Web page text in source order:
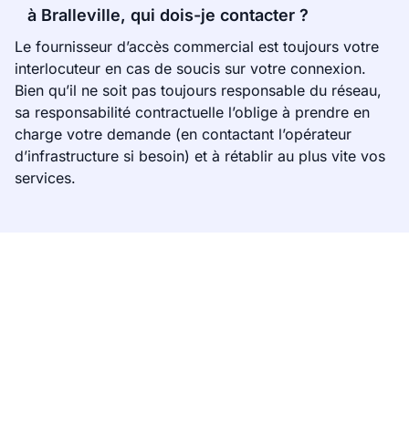
à Bralleville, qui dois-je contacter ?
Le fournisseur d’accès commercial est toujours votre
interlocuteur en cas de soucis sur votre connexion.
Bien qu’il ne soit pas toujours responsable du réseau,
sa responsabilité contractuelle l’oblige à prendre en
charge votre demande (en contactant l’opérateur
d’infrastructure si besoin) et à rétablir au plus vite vos
services.